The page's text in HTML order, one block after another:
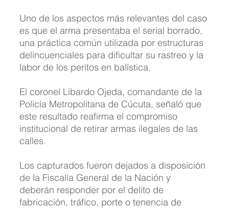
Uno de los aspectos más relevantes del caso
es que el arma presentaba el serial borrado,
una práctica común utilizada por estructuras
delincuenciales para dificultar su rastreo y la
labor de los peritos en balística.
El coronel Libardo Ojeda, comandante de la
Policía Metropolitana de Cúcuta, señaló que
este resultado reafirma el compromiso
institucional de retirar armas ilegales de las
calles.
Los capturados fueron dejados a disposición
de la Fiscalía General de la Nación y
deberán responder por el delito de
fabricación, tráfico, porte o tenencia de